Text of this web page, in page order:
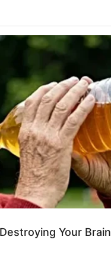
Your Brain